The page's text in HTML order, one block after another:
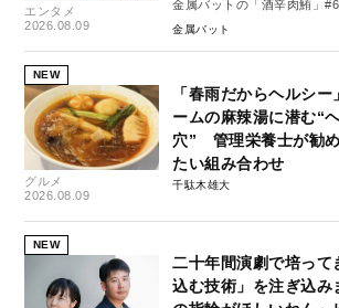
エンタメ
2026.08.09
金属バットの「酒辛肉鮪」
金属バット
NEW
グルメ
2026.08.09
「春雨だからヘルシ
ームの麻辣湯に潜む“
穴” 管理栄養士が勧
たい組み合わせ
千駄木雄大
NEW
二十年間演劇で培って
込む技術」を注ぎ込み